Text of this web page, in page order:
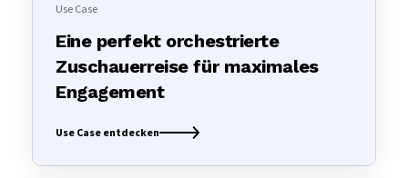
Use Case
Eine perfekt orchestrierte
Zuschauerreise für maximales
Engagement
Use Case entdecken